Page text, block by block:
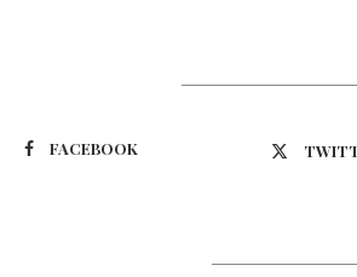
FACEBOOK